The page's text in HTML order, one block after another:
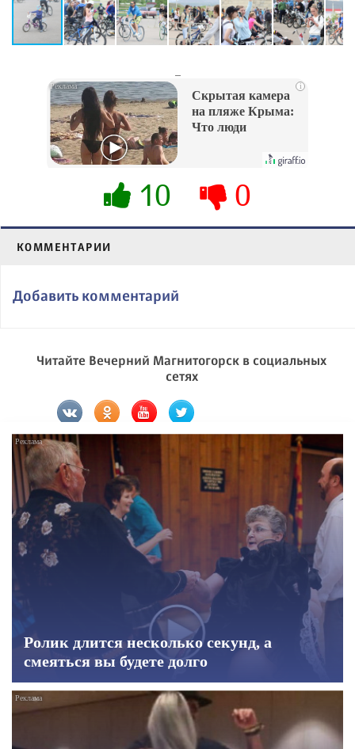
i
Скрытая камера
на пляже Крыма:
Что люди
их не видят...
10 0
КОММЕНТАРИИ
Добавить комментарий
Читайте Вечерний Магнитогорск в социальных
сетях
Ролик длится несколько секунд, а
смеяться вы будете долго